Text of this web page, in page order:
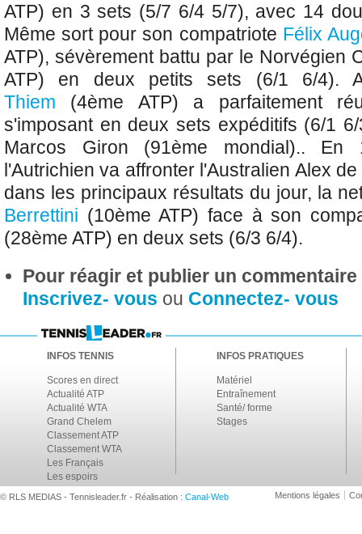
ATP) en 3 sets (5/7 6/4 5/7), avec 14
Même sort pour son compatriote Félix
ATP), sévèrement battu par le Norvégien
ATP) en deux petits sets (6/1 6/4).
Thiem (4ème ATP) a parfaitement
s'imposant en deux sets expéditifs (6/1
Marcos Giron (91ème mondial).. En
l'Autrichien va affronter l'Australien Alex
dans les principaux résultats du jour, la
Berrettini (10ème ATP) face à son
(28ème ATP) en deux sets (6/3 6/4).
Pour réagir et publier un
Inscrivez- vous ou Connectez- vous
INFOS TENNIS
Scores en direct
Actualité ATP
Actualité WTA
Grand Chelem
Classement ATP
Classement WTA
Les Français
Les espoirs
INFOS PRATIQUES
Matériel
Entraînement
Santé/ forme
Stages
© RLS MEDIAS - Tennisleader.fr - Réalisation : Canal-Web Mentions légales